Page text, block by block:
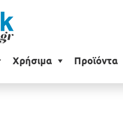
Χρήσιμα Προϊόντα